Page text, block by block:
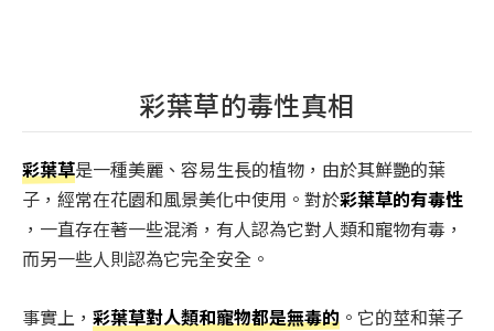
彩葉草的毒性真相
彩葉草是一種美麗、容易生長的植物，由於其鮮艷的葉
子，經常在花園和風景美化中使用。對於彩葉草的有毒性
，一直存在著一些混淆，有人認為它對人類和寵物有毒，
而另一些人則認為它完全安全。
事實上， 彩葉草對人類和寵物都是無毒的 。它的莖和葉子